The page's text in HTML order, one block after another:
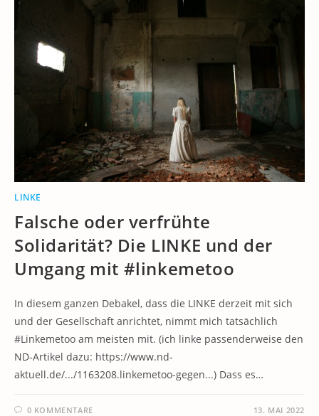
LINKE
Falsche oder verfrühte
Solidarität? Die LINKE und der
Umgang mit #linkemetoo
In diesem ganzen Debakel, dass die LINKE derzeit mit sich
und der Gesellschaft anrichtet, nimmt mich tatsächlich
#Linkemetoo am meisten mit. (ich linke passenderweise den
ND-Artikel dazu: https://www.nd-
aktuell.de/.../1163208.linkemetoo-gegen...) Dass es…
0 KOMMENTARE 13. MAI 2022